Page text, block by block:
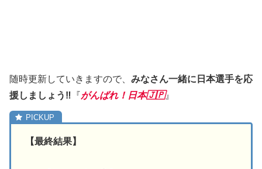
随時更新していきますので、 みなさん一緒に日本選手を応
援しましょう‼︎ 『がんばれ！日本🇯🇵』
【最終結果】